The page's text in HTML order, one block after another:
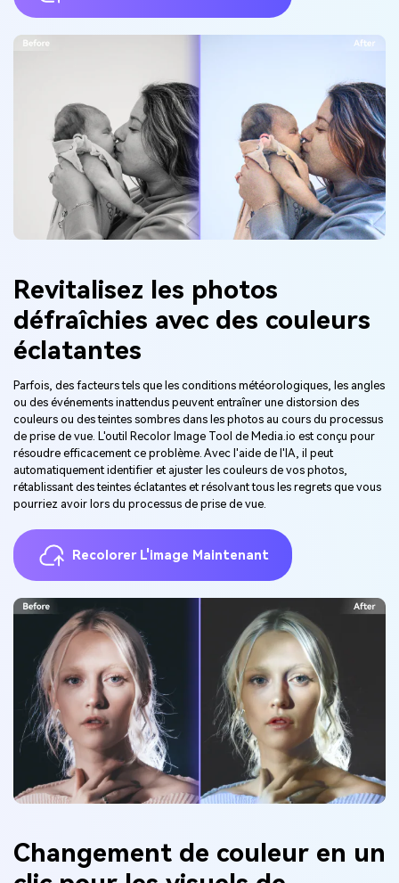
Revitalisez les photos
défraîchies avec des couleurs
éclatantes
Parfois, des facteurs tels que les conditions météorologiques, les angles
ou des événements inattendus peuvent entraîner une distorsion des
couleurs ou des teintes sombres dans les photos au cours du processus
de prise de vue. L'outil Recolor Image Tool de Media.io est conçu pour
résoudre efficacement ce problème. Avec l'aide de l'IA, il peut
automatiquement identifier et ajuster les couleurs de vos photos,
rétablissant des teintes éclatantes et résolvant tous les regrets que vous
pourriez avoir lors du processus de prise de vue.
Recolorer L'image Maintenant
Changement de couleur en un